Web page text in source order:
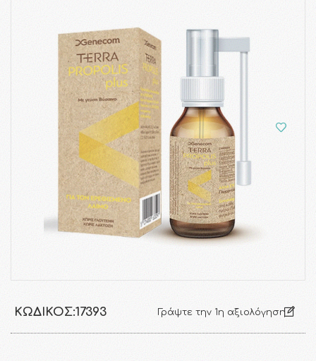
ΚΩΔΙΚΌΣ:17393 Γράψτε την 1η αξιολόγηση